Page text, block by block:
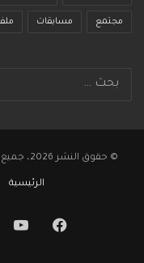
مجتمع مسابقات
© حقوق النشر 2026، جميع الحقوق محفوظة | مجموعة اكسير الحكمة
الرئيسية
فيسبوك